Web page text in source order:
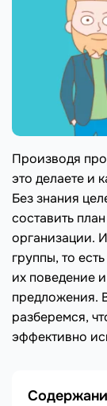
Производя
это делаете и
Без знания
составить
организации.
группы, то
их поведение
предложения.
разберемся,
эффективно